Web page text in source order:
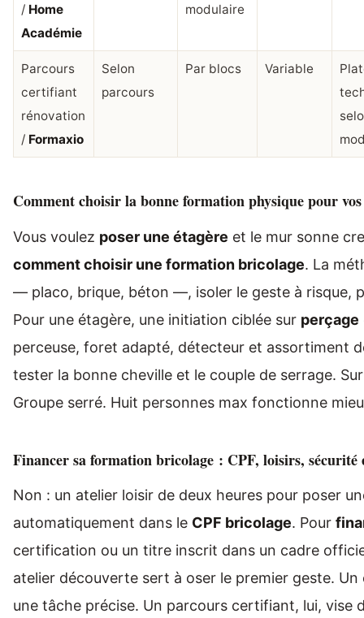
/ Home
Académie
modulaire
Parcours
certifiant
rénovation
/ Formaxio
Selon
parcours
Par blocs Variable
Comment choisir la bonne formation physique pour
Vous voulez poser une étagère et le mur sonne
comment choisir une formation bricolage. La
— placo, brique, béton —, isoler le geste à risque,
Pour une étagère, une initiation ciblée sur perçage
perceuse, foret adapté, détecteur et assortiment
tester la bonne cheville et le couple de serrage.
Groupe serré. Huit personnes max fonctionne
Financer sa formation bricolage : CPF, loisirs,
Non : un atelier loisir de deux heures pour poser
automatiquement dans le CPF bricolage. Pour
certification ou un titre inscrit dans un cadre
atelier découverte sert à oser le premier geste.
une tâche précise. Un parcours certifiant, lui,